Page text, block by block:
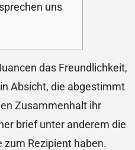
uns
das Freundlichkeit,
Absicht, die abgestimmt
Zusammenhalt ihr
brief unter anderem die
zum Rezipient haben.